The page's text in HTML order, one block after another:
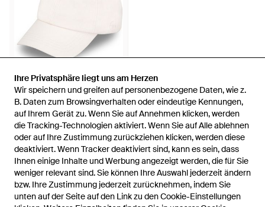
Ihre Privatsphäre liegt uns am Herzen
Wir speichern und greifen auf personenbezogene Daten, wie z.
B. Daten zum Browsingverhalten oder eindeutige Kennungen,
auf Ihrem Gerät zu. Wenn Sie auf Annehmen klicken, werden
die Tracking-Technologien aktiviert. Wenn Sie auf Alle ablehnen
oder auf Ihre Zustimmung zurückziehen klicken, werden diese
deaktiviert. Wenn Tracker deaktiviert sind, kann es sein, dass
Ihnen einige Inhalte und Werbung angezeigt werden, die für Sie
weniger relevant sind. Sie können Ihre Auswahl jederzeit ändern
bzw. Ihre Zustimmung jederzeit zurücknehmen, indem Sie
unten auf der Seite auf den Link zu den Cookie-Einstellungen
Ihre Privatsphäre liegt uns am Herzen
Wir speichern und greifen auf personenbezogene Daten, wie z.
B. Daten zum Browsingverhalten oder eindeutige Kennungen,
auf Ihrem Gerät zu. Wenn Sie auf Annehmen klicken, werden
die Tracking-Technologien aktiviert. Wenn Sie auf Alle ablehnen
oder auf Ihre Zustimmung zurückziehen klicken, werden diese
deaktiviert. Wenn Tracker deaktiviert sind, kann es sein, dass
Ihnen einige Inhalte und Werbung angezeigt werden, die für Sie
weniger relevant sind. Sie können Ihre Auswahl jederzeit ändern
bzw. Ihre Zustimmung jederzeit zurücknehmen, indem Sie
unten auf der Seite auf den Link zu den Cookie-Einstellungen
24,95 €19,95 €
Johnny Urban
Cap Jen - Natur
VonABOUT YOU
SALE